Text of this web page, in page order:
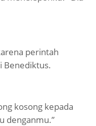
perintah
Benediktus.
kosong kepada
denganmu.”